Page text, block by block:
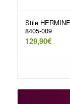
Stile
8405-009
129,90€